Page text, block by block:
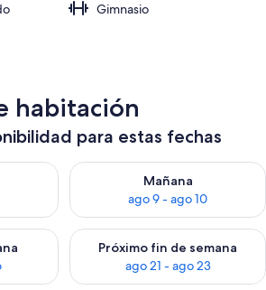
Sala de estar en el lobby
Gimnasio
habitación
para estas fechas
para hoy ago 8 - ago 9
Mañana
ago 9 - ago 10
Consulta la disponibilidad
para este fin de semana ago 14 -
Próximo fin de semana
ago 21 - ago 23
Consulta la disponibilidad